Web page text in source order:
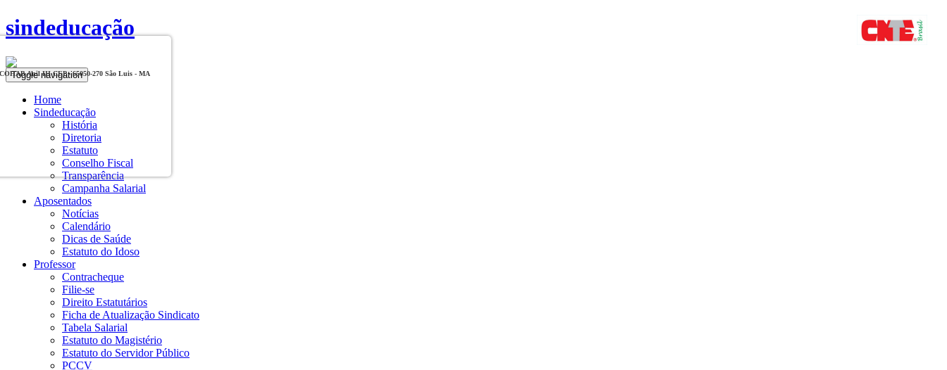
sindeducação
Toggle navigation
Home
Sindeducação
História
Diretoria
Estatuto
Conselho Fiscal
Transparência
Campanha Salarial
Aposentados
Notícias
Calendário
Dicas de Saúde
Estatuto do Idoso
Professor
Contracheque
Filie-se
Direito Estatutários
Ficha de Atualização Sindicato
Tabela Salarial
Estatuto do Magistério
Estatuto do Servidor Público
PCCV
COHAB Anil III CEP - 65050-270 São Luis - MA